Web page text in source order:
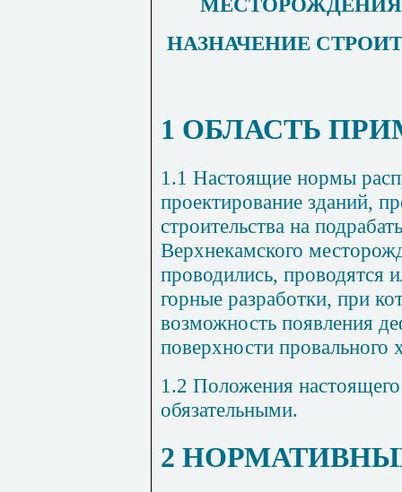
НАЗНАЧЕНИЕ
1 ОБЛАСТЬ
1.1 Настоящие нормы
проектирование зданий,
строительства на
Верхнекамского
проводились, проводятся
горные разработки, при
возможность появления
поверхности провального
1.2 Положения
обязательными.
2